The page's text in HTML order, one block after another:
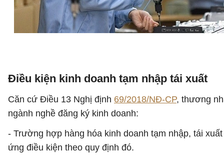
Điều kiện kinh doanh tạm nhập tái xuất
Căn cứ Điều 13 Nghị định 69/2018/NĐ-CP, thương
ngành nghề đăng ký kinh doanh:
- Trường hợp hàng hóa kinh doanh tạm nhập, tái
ứng điều kiện theo quy định đó.